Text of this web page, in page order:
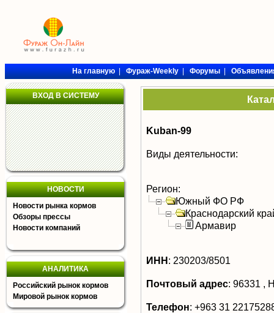
На главную|Фураж-Weekly|Форумы|
ВХОД В СИСТЕМУ
НОВОСТИ
Новости рынка кормов
Обзоры прессы
Новости компаний
АНАЛИТИКА
Российский рынок кормов
Мировой рынок кормов
Kuban-99
Виды деятельности:
Регион:
Южный ФО РФ
Краснодарский
Армавир
ИНН: 230203/8501
Почтовый адрес: 96331 ,
Телефон: +963 31